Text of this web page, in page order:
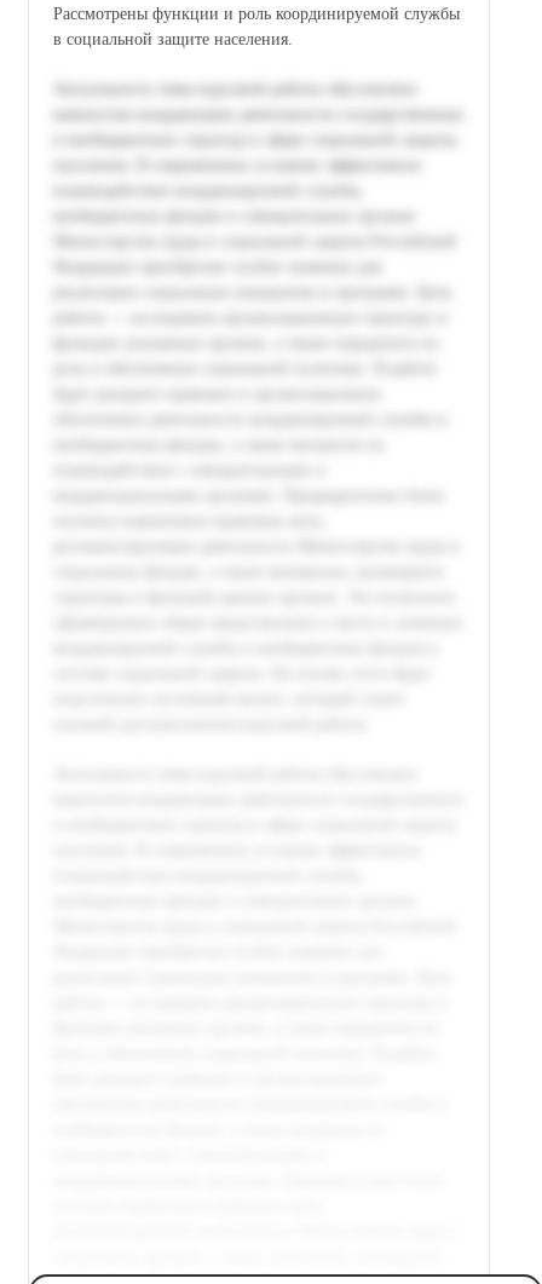
Рассмотрены функции и роль координируемой службы
в социальной защите населения.